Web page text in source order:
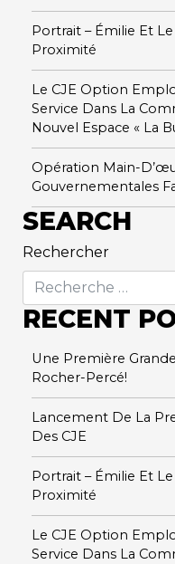
Portrait – Émilie Et
Proximité
Le CJE Option
Service Dans La
Nouvel Espace « La
Opération Main-
Gouvernementales
SEARCH
Rechercher
RECENT
Une Première
Rocher-Percé!
Lancement De La
Des CJE
Portrait – Émilie Et
Proximité
Le CJE Option
Service Dans La